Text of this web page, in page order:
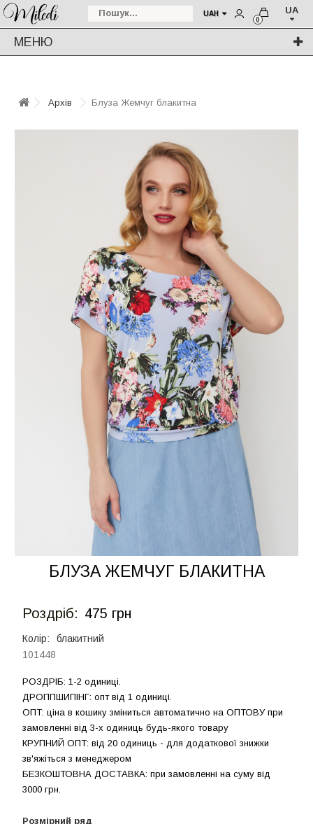
UAH UA
0
МЕНЮ
Архів Блуза Жемчуг блакитна
БЛУЗА ЖЕМЧУГ БЛАКИТНА
Роздрiб: 475 грн
Колір:
блакитний
101448
РОЗДРIБ: 1-2 одиниці.
ДРОППШИПIНГ: опт від 1 одиницi.
ОПТ: ціна в кошику зміниться автоматично на ОПТОВУ при
замовленні від 3-х одиниць будь-якого товару
КРУПНИЙ ОПТ: від 20 одиниць - для додаткової знижки
зв'яжіться з менеджером
БЕЗКОШТОВНА ДОСТАВКА: при замовленні на суму вiд
3000 грн.